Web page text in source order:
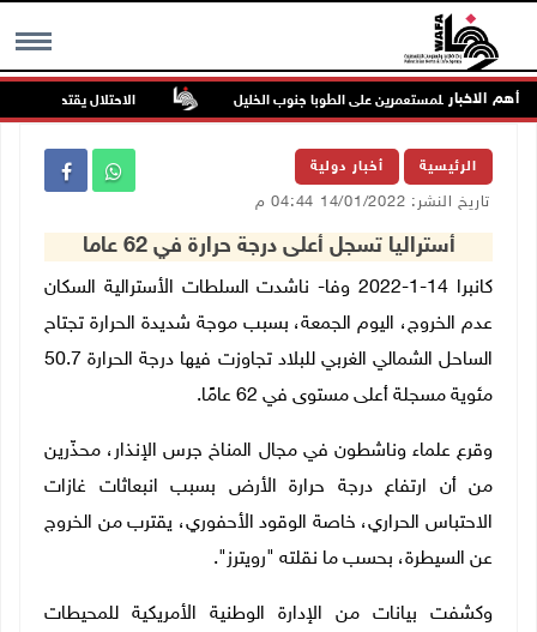
MENU أهم الاخبار
في هجوم للمستعمرين على الطوبا جنوب الخليل الاحتلال يقتحم عورتا
الرئيسية أخبار دولية
تاريخ النشر: 14/01/2022 04:44 م
أستراليا تسجل أعلى درجة حرارة في 62 عاما
كانبرا 14-1-2022 وفا- ناشدت السلطات الأسترالية السكان
عدم الخروج، اليوم الجمعة، بسبب موجة شديدة الحرارة تجتاح
الساحل الشمالي الغربي للبلاد تجاوزت فيها درجة الحرارة 50.7
مئوية مسجلة أعلى مستوى في 62 عامًا.
وقرع علماء وناشطون في مجال المناخ جرس الإنذار، محذّرين
من أن ارتفاع درجة حرارة الأرض بسبب انبعاثات غازات
الاحتباس الحراري، خاصة الوقود الأحفوري، يقترب من الخروج
عن السيطرة، بحسب ما نقلته "رويترز".
وكشفت بيانات من الإدارة الوطنية الأمريكية للمحيطات